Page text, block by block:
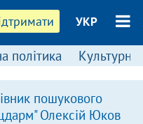
УКР
політика Культурні
пошукового
Олексій Юков